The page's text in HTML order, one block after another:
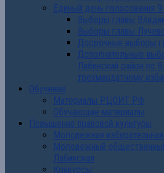
Единый день голосования
Выборы главы
Выборы главы
Досрочные выборы
Дополнительные
Лабинский район по
трехмандатному
Обучение
Материалы РЦОИТ РФ
Обучающие материалы
Повышение правовой культуры
Молодежная
Молодежный
Лабинская
Конкурсы